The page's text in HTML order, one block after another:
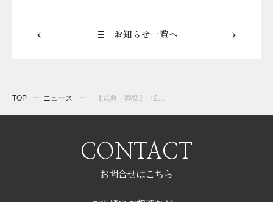
お知らせ一覧へ
TOP ニュース
CONTACT
お問合せはこちら